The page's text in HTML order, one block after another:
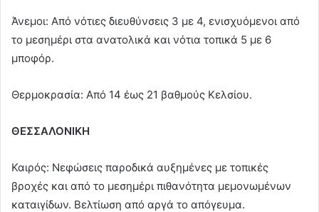
Άνεμοι: Από νότιες διευθύνσεις 3 με 4, ενισχυόμενοι από
το μεσημέρι στα ανατολικά και νότια τοπικά 5 με 6
μποφόρ.
Θερμοκρασία: Από 14 έως 21 βαθμούς Κελσίου.
ΘΕΣΣΑΛΟΝΙΚΗ
Καιρός: Νεφώσεις παροδικά αυξημένες με τοπικές
βροχές και από το μεσημέρι πιθανότητα μεμονωμένων
καταιγίδων. Βελτίωση από αργά το απόγευμα.